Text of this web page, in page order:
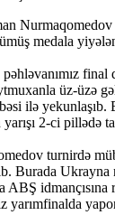
medala
final
üz-üzə
ilə
2-ci pillədə
turnirdə
Burada Ukrayna
ABŞ
yarımfinalda